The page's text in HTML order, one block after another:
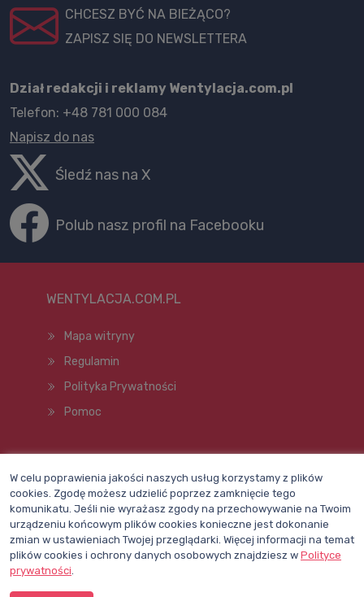
CHCESZ BYĆ NA BIEŻĄCO?
ZAPISZ SIĘ DO NEWSLETTERA
Dział redakcji i reklamy Wentylacja.com.pl
Telefon: +48 781 000 084
Napisz do nas
Śledź nas na X
Polub nasz profil na Facebooku
WENTYLACJA.COM.PL
Mapa witryny
Regulamin
Polityka Prywatności
Pomoc
W celu poprawienia jakości naszych usług korzystamy z plików
cookies. Zgodę możesz udzielić poprzez zamknięcie tego
komunikatu. Jeśli nie wyrażasz zgody na przechowywanie na Twoim
urządzeniu końcowym plików cookies konieczne jest dokonanie
zmian w ustawieniach Twojej przeglądarki. Więcej informacji na temat
plików cookies i ochrony danych osobowych znajdziesz w Polityce
prywatności.